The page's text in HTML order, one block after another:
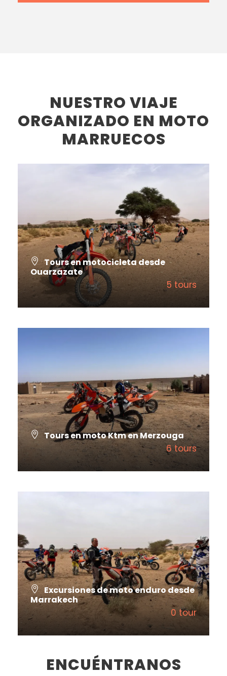
NUESTRO VIAJE
ORGANIZADO EN MOTO
MARRUECOS
Tours en motocicleta desde
Ouarzazate
5 tours
Tours en moto Ktm en Merzouga
6 tours
Excursiones de moto enduro desde
Marrakech
0 tour
ENCUÉNTRANOS